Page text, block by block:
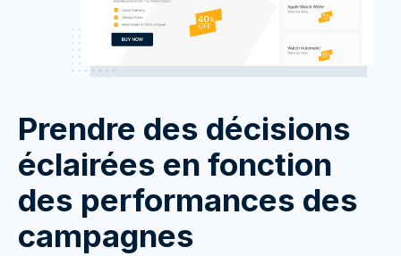
Prendre des décisions
éclairées en fonction
des performances des
campagnes